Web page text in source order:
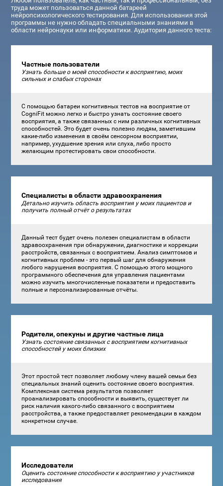
труда может пользоваться данной батареей
нейропсихологического тестирования. Для использования этой
программы не нужно обладать специальными знаниями в
области нейронауки или информатики. Аудитория данного теста:
Частные пользователи
Узнать больше о моей способности к восприятию, моих
сильных и слабых сторонах
С помощью батареи когнитивных тестов на восприятие от
CogniFit можно легко и быстро узнать состояние своего
восприятия, а также связанных с ним различных когнитивных
способностей. Это будет очень полезно людям, заметившим
какие-либо изменения в своём сенсорном восприятии,
например, ухудшение зрения или слуха, либо просто
желающим протестировать свои способности.
Специалисты в области здравоохранения
Детально изучить область восприятия у моих пациентов и
получить полный отчёт о результатах
Данный тест будет очень полезен специалистам в области
здравоохранения при обнаружении, диагностике и коррекции
расстройств, связанных с восприятием. Анализ симптомов и
когнитивных проблем - это первый шаг для обнаружения
любого нарушения восприятия. С помощью этого мощного
программного обеспечения для управления пациентами
можно изучить многочисленные показатели и предоставить
полные и персонализированные отчёты.
Родители, опекуны и другие частные лица
Узнать состояние связанных с восприятием когнитивных
способностей у моих близких
Этот простой тест позволяет любому члену вашей семьи без
специальных знаний оценить состояние своего восприятия.
Комплексная система результатов позволяет
проанализировать способности и выявить, существует ли
риск наличия какого-либо связанного с восприятием
расстройства, а также предоставляет рекомендации в каждом
конкретном случае.
Исследователи
Оценить состояние способности к восприятию у участников
исследования